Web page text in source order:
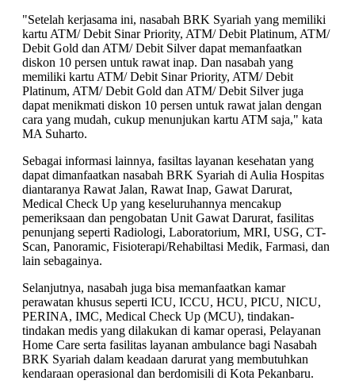
"Setelah kerjasama ini, nasabah BRK Syariah yang memiliki
kartu ATM/ Debit Sinar Priority, ATM/ Debit Platinum, ATM/
Debit Gold dan ATM/ Debit Silver dapat memanfaatkan
diskon 10 persen untuk rawat inap. Dan nasabah yang
memiliki kartu ATM/ Debit Sinar Priority, ATM/ Debit
Platinum, ATM/ Debit Gold dan ATM/ Debit Silver juga
dapat menikmati diskon 10 persen untuk rawat jalan dengan
cara yang mudah, cukup menunjukan kartu ATM saja," kata
MA Suharto.
Sebagai informasi lainnya, fasiltas layanan kesehatan yang
dapat dimanfaatkan nasabah BRK Syariah di Aulia Hospitas
diantaranya Rawat Jalan, Rawat Inap, Gawat Darurat,
Medical Check Up yang keseluruhannya mencakup
pemeriksaan dan pengobatan Unit Gawat Darurat, fasilitas
penunjang seperti Radiologi, Laboratorium, MRI, USG, CT-
Scan, Panoramic, Fisioterapi/Rehabiltasi Medik, Farmasi, dan
lain sebagainya.
Selanjutnya, nasabah juga bisa memanfaatkan kamar
perawatan khusus seperti ICU, ICCU, HCU, PICU, NICU,
PERINA, IMC, Medical Check Up (MCU), tindakan-
tindakan medis yang dilakukan di kamar operasi, Pelayanan
Home Care serta fasilitas layanan ambulance bagi Nasabah
BRK Syariah dalam keadaan darurat yang membutuhkan
kendaraan operasional dan berdomisili di Kota Pekanbaru.